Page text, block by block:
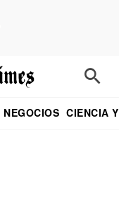
CIENCIA